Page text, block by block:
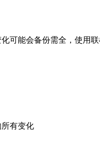
可能会备份需全，使用
有变化